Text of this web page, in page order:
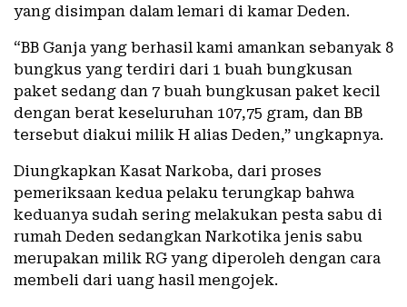
yang disimpan dalam lemari di kamar Deden.
“BB Ganja yang berhasil kami amankan sebanyak 8
bungkus yang terdiri dari 1 buah bungkusan
paket sedang dan 7 buah bungkusan paket kecil
dengan berat keseluruhan 107,75 gram, dan BB
tersebut diakui milik H alias Deden,” ungkapnya.
Diungkapkan Kasat Narkoba, dari proses
pemeriksaan kedua pelaku terungkap bahwa
keduanya sudah sering melakukan pesta sabu di
rumah Deden sedangkan Narkotika jenis sabu
merupakan milik RG yang diperoleh dengan cara
membeli dari uang hasil mengojek.